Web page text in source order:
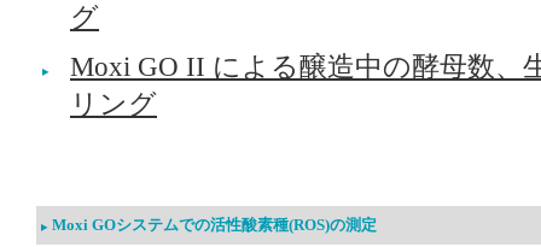
グ
Moxi GO II による醸造中の酵母数、
リング
Moxi GOシステムでの活性酸素種(ROS)の測定